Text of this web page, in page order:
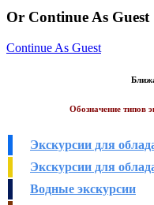
Or Continue As Guest
Continue As Guest
Обозначение типов
Экскурсии для
Экскурсии для
Водные экскурсии